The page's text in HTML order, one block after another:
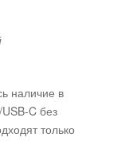
наличие в
C без
только